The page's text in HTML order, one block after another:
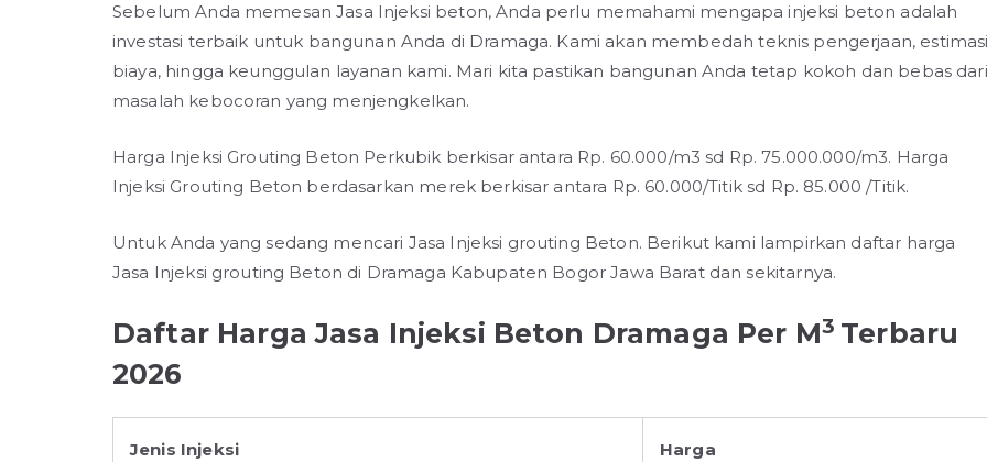
Sebelum Anda memesan Jasa Injeksi beton, Anda perlu memahami mengapa injeksi beton adalah
investasi terbaik untuk bangunan Anda di Dramaga. Kami akan membedah teknis pengerjaan,
biaya, hingga keunggulan layanan kami. Mari kita pastikan bangunan Anda tetap kokoh dan bebas dari
masalah kebocoran yang menjengkelkan.
Harga Injeksi Grouting Beton Perkubik berkisar antara Rp. 60.000/m3 sd Rp. 75.000.000/m3. Harga
Injeksi Grouting Beton berdasarkan merek berkisar antara Rp. 60.000/Titik sd Rp. 85.000 /Titik.
Untuk Anda yang sedang mencari Jasa Injeksi grouting Beton. Berikut kami lampirkan daftar harga
Jasa Injeksi grouting Beton di Dramaga Kabupaten Bogor Jawa Barat dan sekitarnya.
Daftar Harga Jasa Injeksi Beton Dramaga Per M3 Terbaru
2026
Jenis Injeksi Harga